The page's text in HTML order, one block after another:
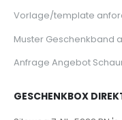
Vorlage/template
Muster Geschenkband
Anfrage Angebot
GESCHENKBOX